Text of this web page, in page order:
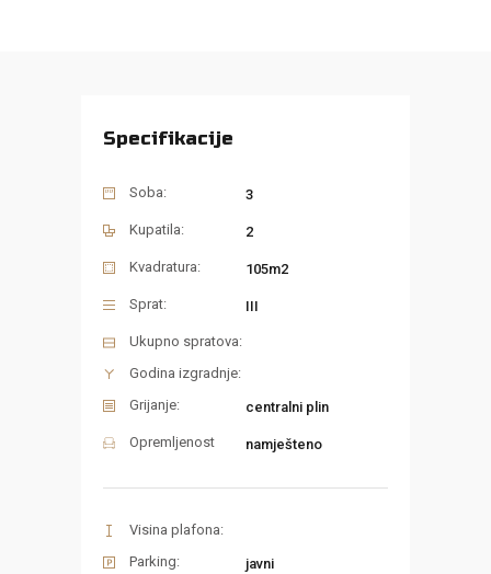
Specifikacije
Soba: 3
Kupatila: 2
Kvadratura: 105m2
Sprat: III
Ukupno spratova:
Godina izgradnje:
Grijanje:
centralni plin
Opremljenost namješteno
Visina plafona:
Parking:
javni